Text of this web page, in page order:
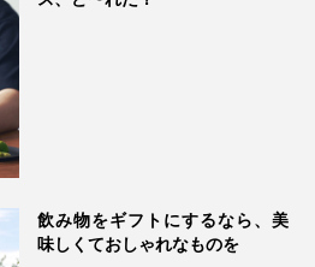
飲み物をギフトにするなら、美
味しくておしゃれなものを